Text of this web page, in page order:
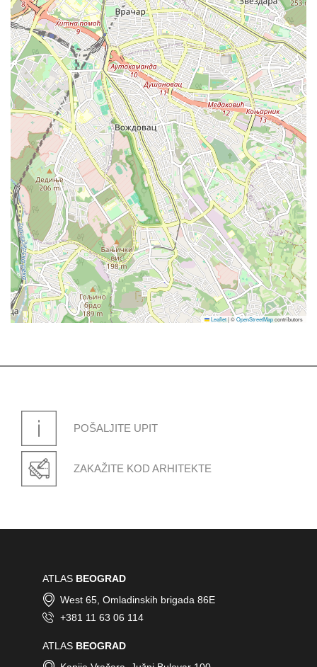
BRNO
VIDENSKA 153/119 b - BRNO
DUBROVNIK
Gornja Čibača 8, Mlini - Dubrovnik
GNJILANE
GRADAČAC
Ormanica bb - Gradačac
Radanovici - Kotor
Leaflet|©OpenStreetMapcontributors
POŠALJITE UPIT
ZAKAŽITE KOD ARHITEKTE
ATLAS BEOGRAD
West 65, Omladinskih brigada 86E
+381 11 63 06 114
ATLAS BEOGRAD